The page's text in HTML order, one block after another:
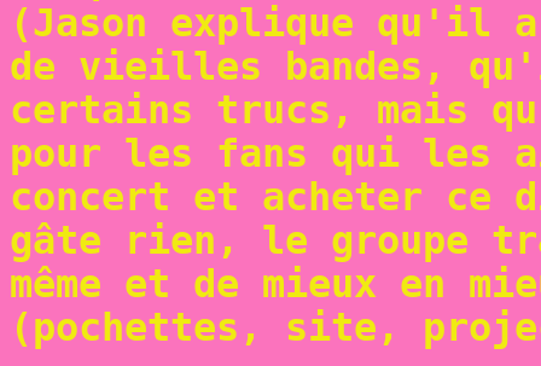
(Jason explique qu'il a
de vieilles bandes,
certains trucs, mais
pour les fans qui les
concert et acheter ce
gâte rien, le groupe
même et de mieux en
(pochettes, site,